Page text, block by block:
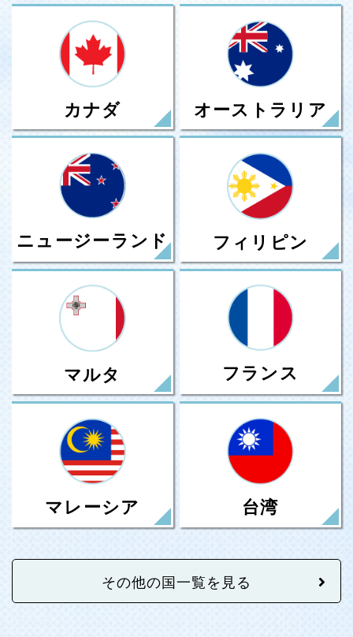
カナダ オーストラリア
ニュージーランド フィリピン
マルタ フランス
マレーシア 台湾
その他の国一覧を見る